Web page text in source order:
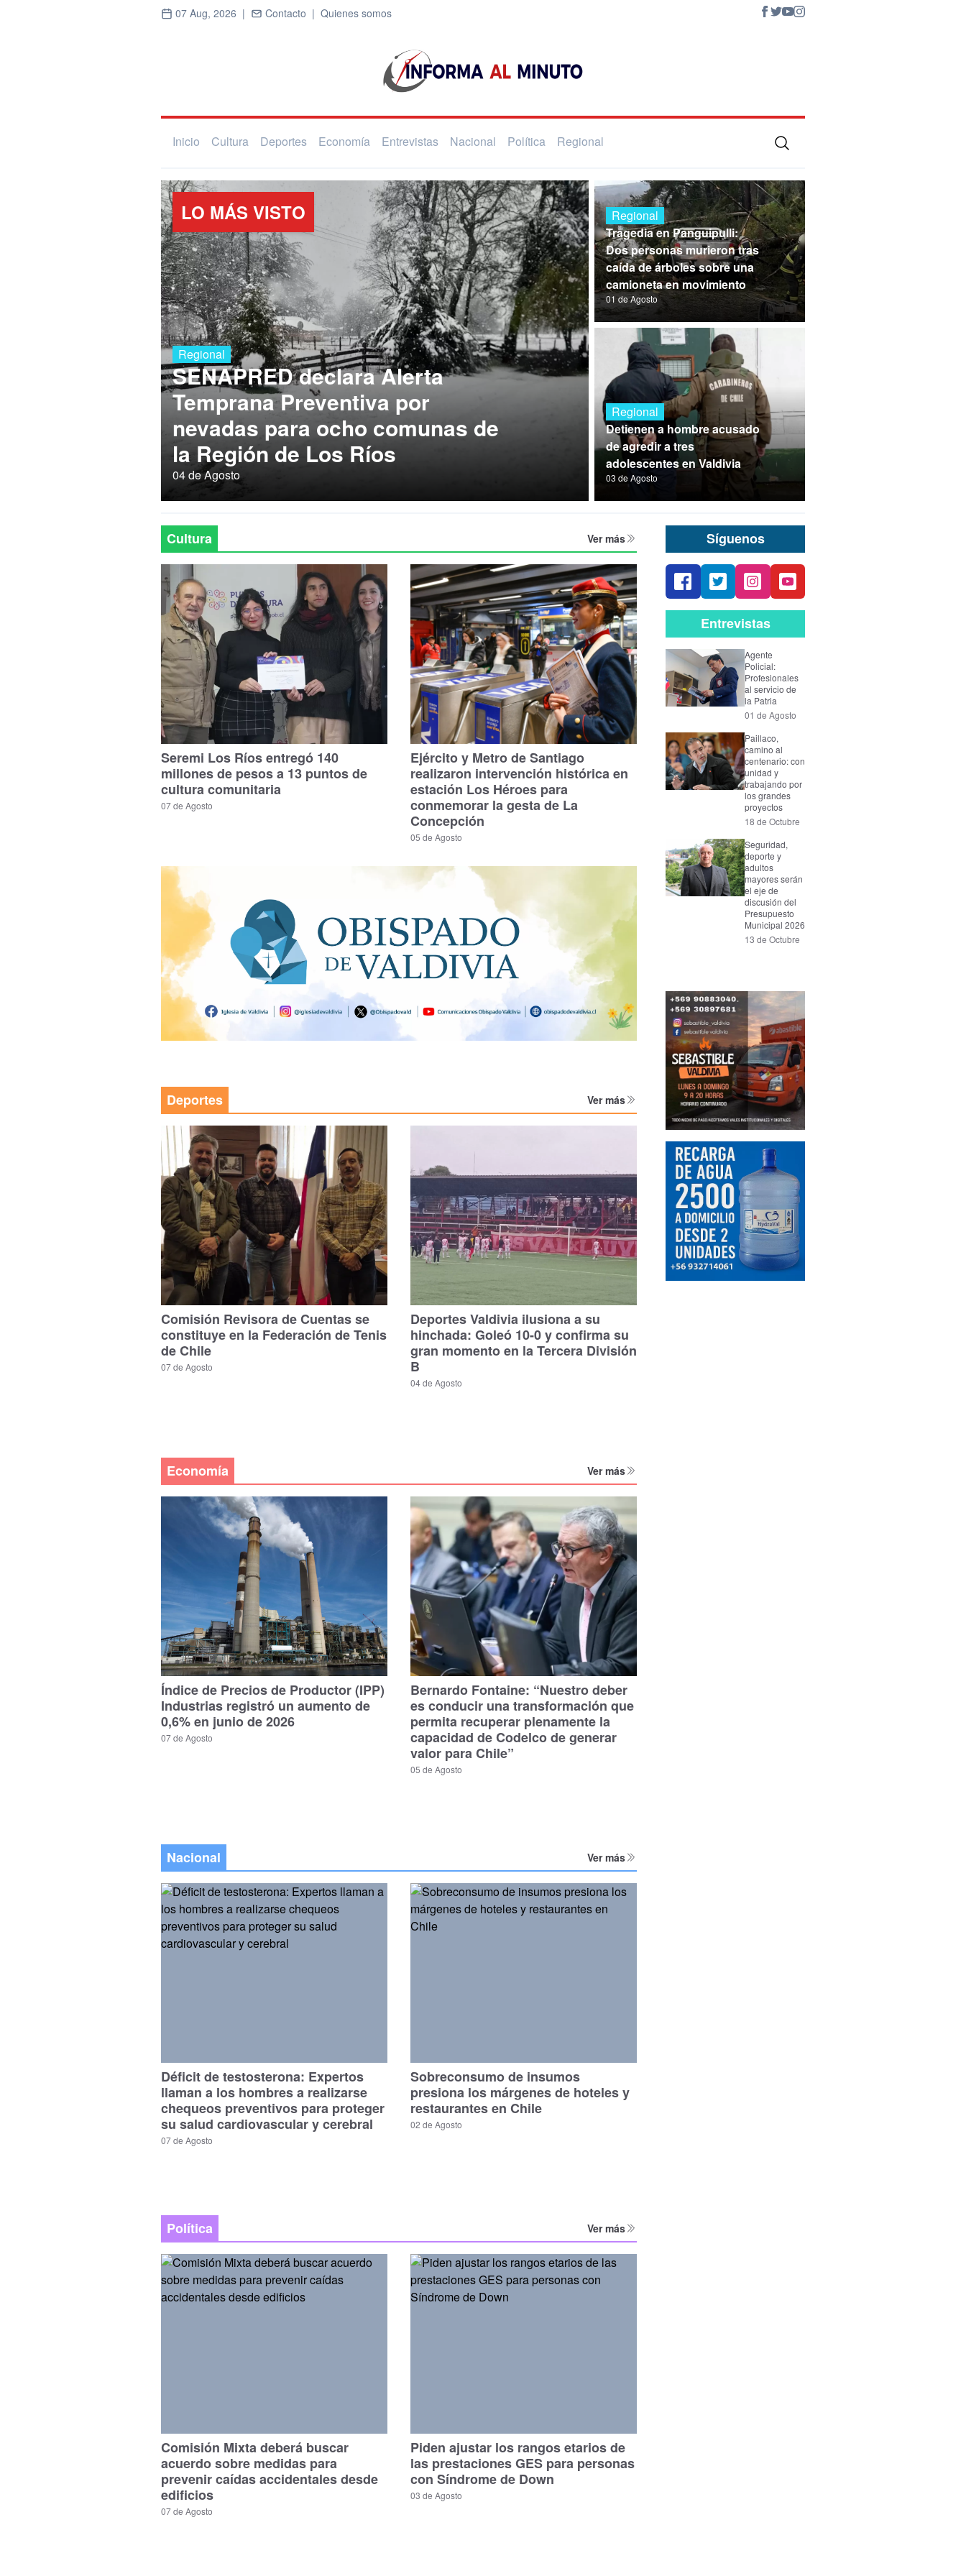
07 Aug, 2026 | Contacto | Quienes somos
Inicio Cultura Deportes Economía Entrevistas Nacional Política Regional
LO MÁS VISTO
Regional
SENAPRED declara Alerta
Temprana Preventiva por
nevadas para ocho comunas de
la Región de Los Ríos
04 de Agosto
Regional
Tragedia en Panguipulli:
Dos personas murieron tras
caída de árboles sobre una
camioneta en movimiento
01 de Agosto
Regional
Detienen a hombre acusado
de agredir a tres
adolescentes en Valdivia
03 de Agosto
Cultura Ver más
Seremi Los Ríos entregó 140
millones de pesos a 13 puntos de
cultura comunitaria
07 de Agosto
Ejército y Metro de Santiago
realizaron intervención histórica en
estación Los Héroes para
conmemorar la gesta de La
Concepción
05 de Agosto
Deportes Ver más
Comisión Revisora de Cuentas se
constituye en la Federación de Tenis
de Chile
07 de Agosto
Deportes Valdivia ilusiona a su
hinchada: Goleó 10-0 y confirma su
gran momento en la Tercera División
B
04 de Agosto
Economía Ver más
Índice de Precios de Productor (IPP)
Industrias registró un aumento de
0,6% en junio de 2026
07 de Agosto
Bernardo Fontaine: “Nuestro deber
es conducir una transformación que
permita recuperar plenamente la
capacidad de Codelco de generar
valor para Chile”
05 de Agosto
Nacional Ver más
Déficit de testosterona: Expertos
llaman a los hombres a realizarse
chequeos preventivos para proteger
su salud cardiovascular y cerebral
07 de Agosto
Sobreconsumo de insumos
presiona los márgenes de hoteles y
restaurantes en Chile
02 de Agosto
Política Ver más
Comisión Mixta deberá buscar
acuerdo sobre medidas para
prevenir caídas accidentales desde
edificios
07 de Agosto
Piden ajustar los rangos etarios de
las prestaciones GES para personas
con Síndrome de Down
03 de Agosto
Síguenos
Entrevistas
Agente
Policial:
Profesionales
al servicio de
la Patria
01 de Agosto
Paillaco,
camino al
centenario: con
unidad y
trabajando por
los grandes
proyectos
18 de Octubre
Seguridad,
deporte y
adultos
mayores serán
el eje de
discusión del
Presupuesto
Municipal 2026
13 de Octubre